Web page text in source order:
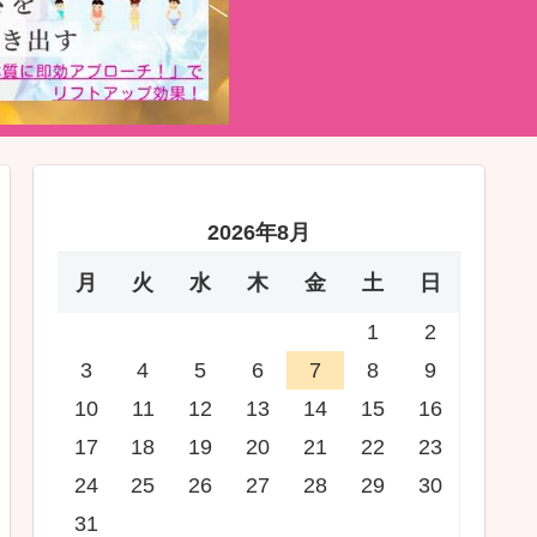
2026年8月
月 火 水 木 金 土 日
1
2
3
4 5 6 7 8
9
10
11 12 13 14 15
16
17
18 19 20 21 22
23
24
25 26 27 28 29
30
31